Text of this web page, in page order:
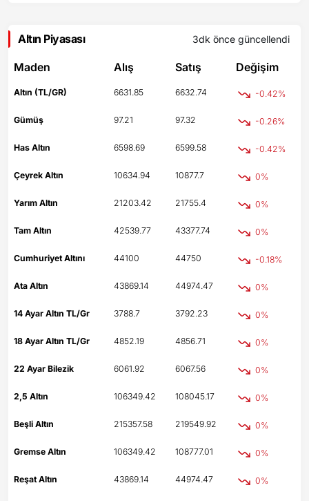
Altın Piyasası 3dk önce güncellendi
Maden Alış Satış Değişim
Altın (TL/GR) 6631.85 6632.74 -0.42%
Gümüş 97.21 97.32 -0.26%
Has Altın 6598.69 6599.58 -0.42%
Çeyrek Altın 10634.94 10877.7 0%
Yarım Altın 21203.42 21755.4 0%
Tam Altın 42539.77 43377.74 0%
Cumhuriyet Altını 44100 44750 -0.18%
Ata Altın 43869.14 44974.47 0%
14 Ayar Altın TL/Gr 3788.7 3792.23 0%
18 Ayar Altın TL/Gr 4852.19 4856.71 0%
22 Ayar Bilezik 6061.92 6067.56 0%
2,5 Altın 106349.42 108045.17 0%
Beşli Altın 215357.58 219549.92 0%
Gremse Altın 106349.42 108777.01 0%
Reşat Altın 43869.14 44974.47 0%